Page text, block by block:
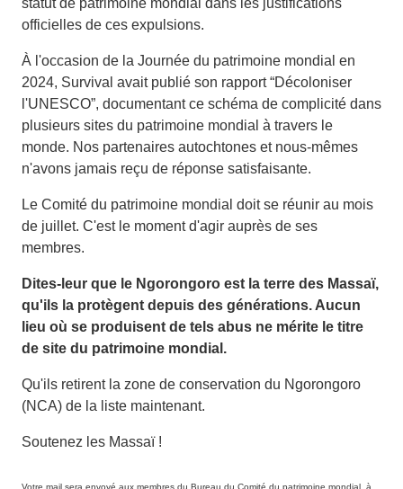
statut de patrimoine mondial dans les justifications
officielles de ces expulsions.
À l'occasion de la Journée du patrimoine mondial en
2024, Survival avait publié son rapport “Décoloniser
l'UNESCO”, documentant ce schéma de complicité dans
plusieurs sites du patrimoine mondial à travers le
monde. Nos partenaires autochtones et nous-mêmes
n'avons jamais reçu de réponse satisfaisante.
Le Comité du patrimoine mondial doit se réunir au mois
de juillet. C'est le moment d'agir auprès de ses
membres.
Dites-leur que le Ngorongoro est la terre des Massaï,
qu'ils la protègent depuis des générations. Aucun
lieu où se produisent de tels abus ne mérite le titre
de site du patrimoine mondial.
Qu'ils retirent la zone de conservation du Ngorongoro
(NCA) de la liste maintenant.
Soutenez les Massaï !
Votre mail sera envoyé aux membres du Bureau du Comité du patrimoine mondial, à